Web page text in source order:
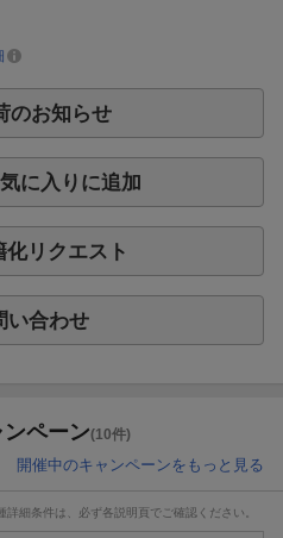
のお知らせ
に入りに追加
化リクエスト
い合わせ
ペーン(10件)
開催中のキャンペーンをもっと見る
細条件は、必ず各説明頁でご確認ください。